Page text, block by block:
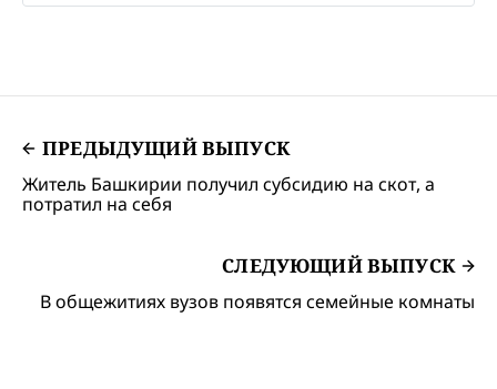
ПРЕДЫДУЩИЙ ВЫПУСК
Житель Башкирии получил субсидию на скот, а
потратил на себя
СЛЕДУЮЩИЙ ВЫПУСК
В общежитиях вузов появятся семейные комнаты